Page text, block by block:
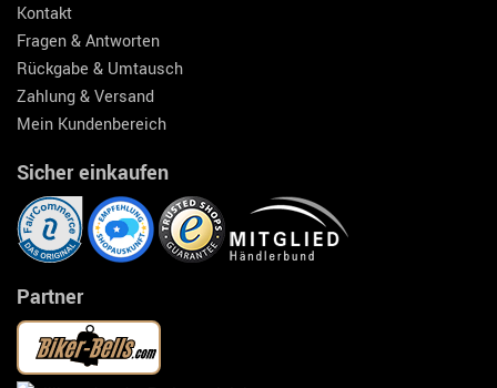
Kontakt
Fragen & Antworten
Rückgabe & Umtausch
Zahlung & Versand
Mein Kundenbereich
Sicher einkaufen
Partner